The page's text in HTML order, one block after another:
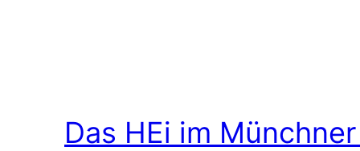
Das HEi im